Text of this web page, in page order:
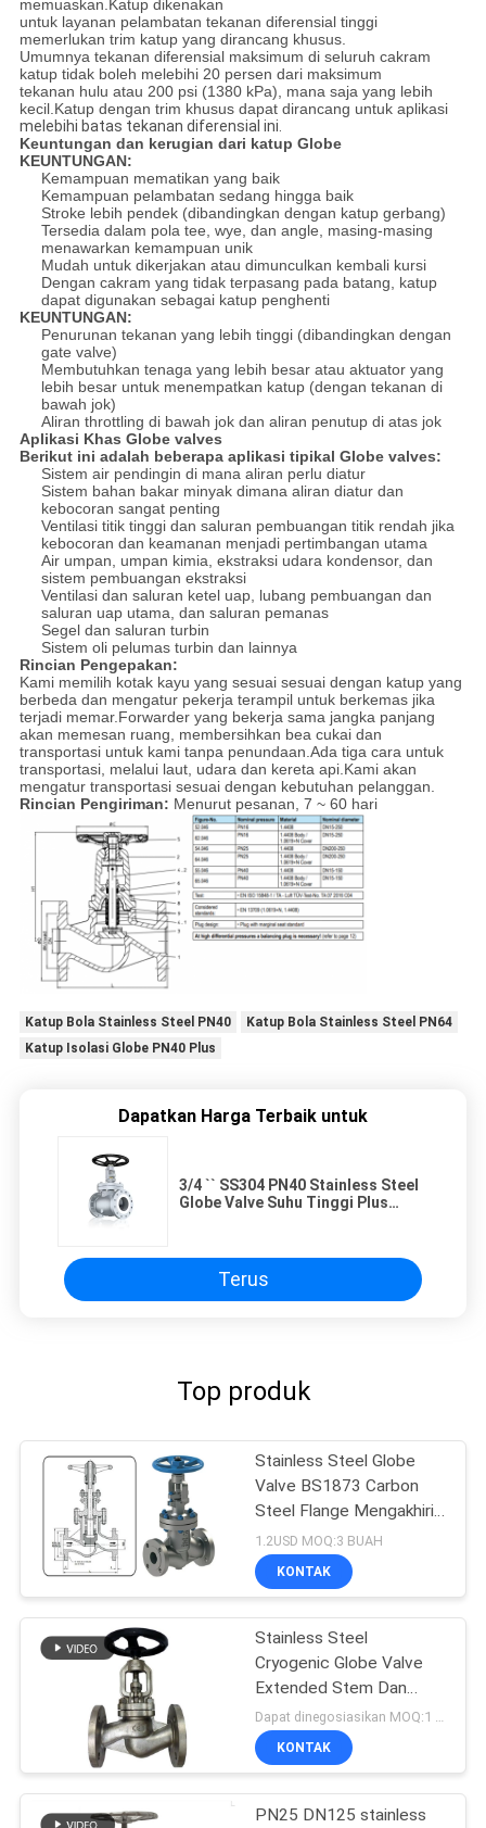
memuaskan.Katup dikenakan
untuk layanan pelambatan tekanan diferensial tinggi
memerlukan trim katup yang dirancang khusus.
Umumnya tekanan diferensial maksimum di seluruh cakram
katup tidak boleh melebihi 20 persen dari maksimum
tekanan hulu atau 200 psi (1380 kPa), mana saja yang lebih
kecil.Katup dengan trim khusus dapat dirancang untuk aplikasi
melebihi batas tekanan diferensial ini.
Keuntungan dan kerugian dari katup Globe
KEUNTUNGAN:
Kemampuan mematikan yang baik
Kemampuan pelambatan sedang hingga baik
Stroke lebih pendek (dibandingkan dengan katup gerbang)
Tersedia dalam pola tee, wye, dan angle, masing-masing
menawarkan kemampuan unik
Mudah untuk dikerjakan atau dimunculkan kembali kursi
Dengan cakram yang tidak terpasang pada batang, katup
dapat digunakan sebagai katup penghenti
KEUNTUNGAN:
Penurunan tekanan yang lebih tinggi (dibandingkan dengan
gate valve)
Membutuhkan tenaga yang lebih besar atau aktuator yang
lebih besar untuk menempatkan katup (dengan tekanan di
bawah jok)
Aliran throttling di bawah jok dan aliran penutup di atas jok
Aplikasi Khas Globe valves
Berikut ini adalah beberapa aplikasi tipikal Globe valves:
Sistem air pendingin di mana aliran perlu diatur
Sistem bahan bakar minyak dimana aliran diatur dan
kebocoran sangat penting
Ventilasi titik tinggi dan saluran pembuangan titik rendah jika
kebocoran dan keamanan menjadi pertimbangan utama
Air umpan, umpan kimia, ekstraksi udara kondensor, dan
sistem pembuangan ekstraksi
Ventilasi dan saluran ketel uap, lubang pembuangan dan
saluran uap utama, dan saluran pemanas
Segel dan saluran turbin
Sistem oli pelumas turbin dan lainnya
Rincian Pengepakan:
Kami memilih kotak kayu yang sesuai sesuai dengan katup yang
berbeda dan mengatur pekerja terampil untuk berkemas jika
terjadi memar.Forwarder yang bekerja sama jangka panjang
akan memesan ruang, membersihkan bea cukai dan
transportasi untuk kami tanpa penundaan.Ada tiga cara untuk
transportasi, melalui laut, udara dan kereta api.Kami akan
mengatur transportasi sesuai dengan kebutuhan pelanggan.
Rincian Pengiriman: Menurut pesanan, 7 ~ 60 hari
Katup Bola Stainless Steel PN40
Katup Bola Stainless Steel PN64
Katup Isolasi Globe PN40 Plus
Dapatkan Harga Terbaik untuk
3/4 `` SS304 PN40 Stainless Steel
Globe Valve Suhu Tinggi Plus
Terus
Top produk
Stainless Steel Globe
Valve BS1873 Carbon
Steel Flange Mengakhiri
Globe Valve
1.2USD MOQ:3 BUAH
KONTAK
Stainless Steel
Cryogenic Globe Valve
Extended Stem Dan
Lain-Lain untuk Gas
Kriogenik Industri
Dapat dinegosiasikan MOQ:1 buah
KONTAK
PN25 DN125 stainless